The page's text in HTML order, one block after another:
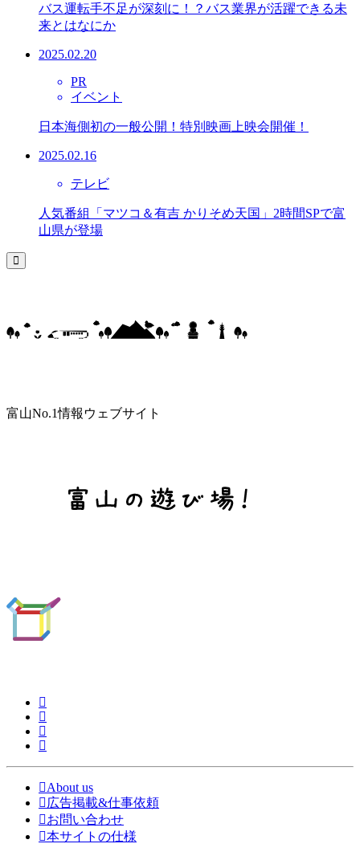
バス運転手不足が深刻に！？バス業界が活躍できる未
来とはなにか
2025.02.20
PR
イベント
日本海側初の一般公開！特別映画上映会開催！
2025.02.16
テレビ
人気番組「マツコ＆有吉 かりそめ天国」2時間SPで富
山県が登場
富山No.1情報ウェブサイト
About us
広告掲載&仕事依頼
お問い合わせ
本サイトの仕様